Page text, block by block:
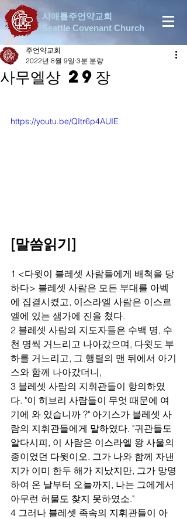
시애틀주언약교회
Seattle Covenant Church
사무엘상 29장
주언약교회
2022년 8월 9일 3분 분량
https://youtu.be/QItr6p4AUIE
[말씀읽기]
1 <다윗이 블레셋 사람들에게 배척을 당
하다> 블레셋 사람은 모든 부대를 아벡
에 집결시켰고, 이스라엘 사람은 이스르
엘에 있는 샘가에 진을 쳤다.
2 블레셋 사람의 지도자들은 수백 명, 수
천 명씩 거느리고 나아갔으며, 다윗도 부
하를 거느리고, 그 행렬의 맨 뒤에서 아기
스와 함께 나아갔더니,
3 블레셋 사람의 지휘관들이 항의하였
다. "이 히브리 사람들이 무엇 때문에 여
기에 와 있습니까 ?" 아기스가 블레셋 사
람의 지휘관들에게 말하였다. "귀관들도
알다시피, 이 사람은 이스라엘 왕 사울의
종이었던 다윗이오. 그가 나와 함께 자낸
지가 이미 한두 해가 지났지만, 그가 망명
하여 온 날부터 오늘까지, 나는 그에게서
아무런 허물도 찾지 못하였소."
4 그러나 블레셋 족속의 지휘관들이 아